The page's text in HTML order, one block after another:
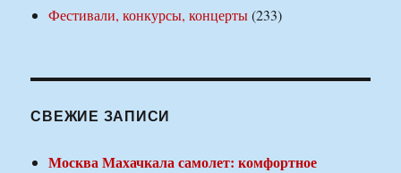
Фестивали, конкурсы, концерты(233)
СВЕЖИЕ ЗАПИСИ
Москва Махачкала самолет: комфортное